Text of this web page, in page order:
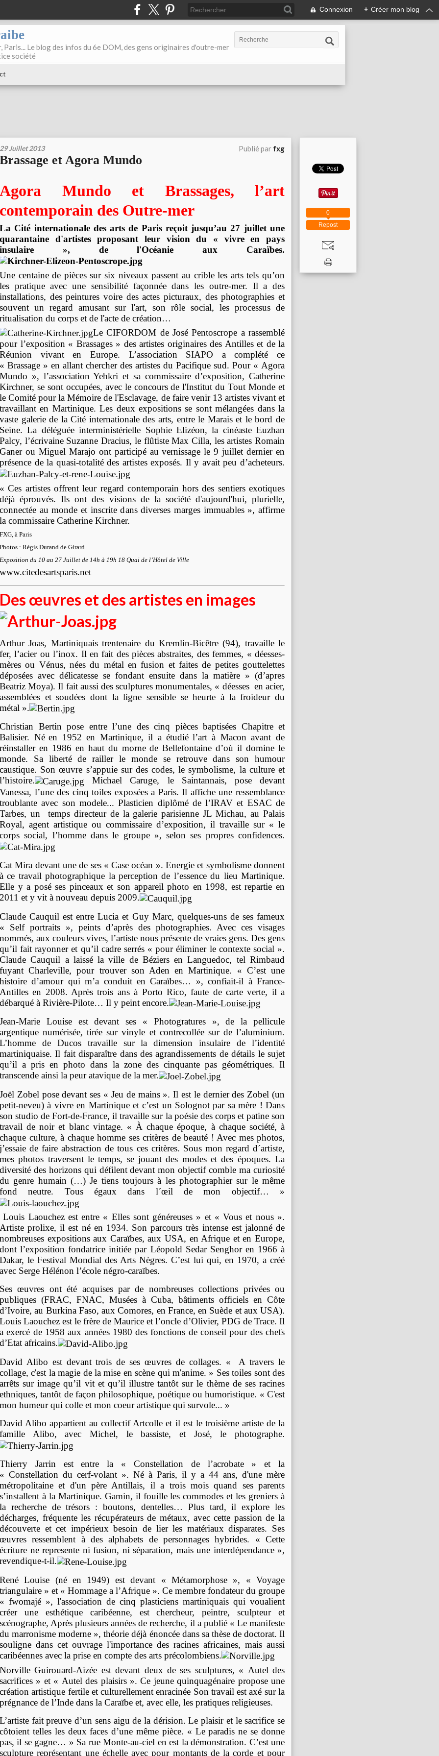
Connexion + Créer mon blog
Paris... Le blog des infos du 6e DOM, des gens originaires d'outre-mer
société
29 Juillet 2013 Publié par fxg
Brassage et Agora Mundo
Agora Mundo et Brassages, l’art
contemporain des Outre-mer
La Cité internationale des arts de Paris reçoit jusqu’au 27 juillet une
quarantaine d'artistes proposant leur vision du « vivre en pays
insulaire », de l'Océanie aux Caraïbes.
Une centaine de pièces sur six niveaux passent au crible les arts tels qu’on
les pratique avec une sensibilité façonnée dans les outre-mer. Il a des
installations, des peintures voire des actes picturaux, des photographies et
souvent un regard amusant sur l'art, son rôle social, les processus de
ritualisation du corps et de l'acte de création…
Le CIFORDOM de José Pentoscrope a rassemblé
pour l’exposition « Brassages » des artistes originaires des Antilles et de la
Réunion vivant en Europe. L’association SIAPO a complété ce
« Brassage » en allant chercher des artistes du Pacifique sud. Pour « Agora
Mundo », l’association Yehkri et sa commissaire d’exposition, Catherine
Kirchner, se sont occupées, avec le concours de l'Institut du Tout Monde et
le Comité pour la Mémoire de l'Esclavage, de faire venir 13 artistes vivant et
travaillant en Martinique. Les deux expositions se sont mélangées dans la
vaste galerie de la Cité internationale des arts, entre le Marais et le bord de
Seine. La déléguée interministérielle Sophie Elizéon, la cinéaste Euzhan
Palcy, l’écrivaine Suzanne Dracius, le flûtiste Max Cilla, les artistes Romain
Ganer ou Miguel Marajo ont participé au vernissage le 9 juillet dernier en
présence de la quasi-totalité des artistes exposés. Il y avait peu d’acheteurs.
« Ces artistes offrent leur regard contemporain hors des sentiers exotiques
déjà éprouvés. Ils ont des visions de la société d'aujourd'hui, plurielle,
connectée au monde et inscrite dans diverses marges immuables », affirme
la commissaire Catherine Kirchner.
FXG, à Paris
Photos : Régis Durand de Girard
Exposition du 10 au 27 Juillet de 14h à 19h 18 Quai de l’Hôtel de Ville
www.citedesartsparis.net
Des œuvres et des artistes en images
Arthur Joas, Martiniquais trentenaire du Kremlin-Bicêtre (94), travaille le
fer, l’acier ou l’inox. Il en fait des pièces abstraites, des femmes, « déesses-
mères ou Vénus, nées du métal en fusion et faites de petites gouttelettes
déposées avec délicatesse se fondant ensuite dans la matière » (d’apres
Beatriz Moya). Il fait aussi des sculptures monumentales, « déesses en acier,
assemblées et soudées dont la ligne sensible se heurte à la froideur du
métal ».
Christian Bertin pose entre l’une des cinq pièces baptisées Chapitre et
Balisier. Né en 1952 en Martinique, il a étudié l’art à Macon avant de
réinstaller en 1986 en haut du morne de Bellefontaine d’où il domine le
monde. Sa liberté de railler le monde se retrouve dans son humour
caustique. Son œuvre s’appuie sur des codes, le symbolisme, la culture et
l’histoire.
Michael Caruge, le Saintannais, pose devant
Vanessa, l’une des cinq toiles exposées a Paris. Il affiche une ressemblance
troublante avec son modele... Plasticien diplômé de l’IRAV et ESAC de
Tarbes, un temps directeur de la galerie parisienne JL Michau, au Palais
Royal, agent artistique ou commissaire d’exposition, il travaille sur « le
corps social, l’homme dans le groupe », selon ses propres confidences.
Cat Mira devant une de ses « Case océan ». Energie et symbolisme donnent
à ce travail photographique la perception de l’essence du lieu Martinique.
Elle y a posé ses pinceaux et son appareil photo en 1998, est repartie en
2011 et y vit à nouveau depuis 2009.
Claude Cauquil est entre Lucia et Guy Marc, quelques-uns de ses fameux
« Self portraits », peints d’après des photographies. Avec ces visages
nommés, aux couleurs vives, l’artiste nous présente de vraies gens. Des gens
qu’il fait rayonner et qu’il cadre serrés « pour éliminer le contexte social ».
Claude Cauquil a laissé la ville de Béziers en Languedoc, tel Rimbaud
fuyant Charleville, pour trouver son Aden en Martinique. « C’est une
histoire d’amour qui m’a conduit en Caraïbes… », confiait-il à France-
Antilles en 2008. Après trois ans à Porto Rico, faute de carte verte, il a
débarqué à Rivière-Pilote… Il y peint encore.
Jean-Marie Louise est devant ses « Photogratures », de la pellicule
argentique numérisée, tirée sur vinyle et contrecollée sur de l’aluminium.
L’homme de Ducos travaille sur la dimension insulaire de l’identité
martiniquaise. Il fait disparaître dans des agrandissements de détails le sujet
qu’il a pris en photo dans la zone des cinquante pas géométriques. Il
transcende ainsi la peur atavique de la mer.
Joël Zobel pose devant ses « Jeu de mains ». Il est le dernier des Zobel (un
petit-neveu) à vivre en Martinique et c’est un Solognot par sa mère ! Dans
son studio de Fort-de-France, il travaille sur la poésie des corps et patine son
travail de noir et blanc vintage. « À chaque époque, à chaque société, à
chaque culture, à chaque homme ses critères de beauté ! Avec mes photos,
j’essaie de faire abstraction de tous ces critères. Sous mon regard d´artiste,
mes photos traversent le temps, se jouant des modes et des époques. La
diversité des horizons qui défilent devant mon objectif comble ma curiosité
du genre humain (…) Je tiens toujours à les photographier sur le même
fond neutre. Tous égaux dans l´œil de mon objectif… »
Louis Laouchez est entre « Elles sont généreuses » et « Vous et nous ».
Artiste prolixe, il est né en 1934. Son parcours très intense est jalonné de
nombreuses expositions aux Caraïbes, aux USA, en Afrique et en Europe,
dont l’exposition fondatrice initiée par Léopold Sedar Senghor en 1966 à
Dakar, le Festival Mondial des Arts Nègres. C’est lui qui, en 1970, a créé
avec Serge Hélénon l’école négro‐caraïbes.
Ses œuvres ont été acquises par de nombreuses collections privées ou
publiques (FRAC, FNAC, Musées à Cuba, bâtiments officiels en Côte
d’Ivoire, au Burkina Faso, aux Comores, en France, en Suède et aux USA).
Louis Laouchez est le frère de Maurice et l’oncle d’Olivier, PDG de Trace. Il
a exercé de 1958 aux années 1980 des fonctions de conseil pour des chefs
d’Etat africains.
David Alibo est devant trois de ses œuvres de collages. « A travers le
collage, c'est la magie de la mise en scène qui m'anime. » Ses toiles sont des
arrêts sur image qu’il vit et qu’il illustre tantôt sur le thème de ses racines
ethniques, tantôt de façon philosophique, poétique ou humoristique. « C'est
mon humeur qui colle et mon coeur artistique qui survole... »
David Alibo appartient au collectif Artcolle et il est le troisième artiste de la
famille Alibo, avec Michel, le bassiste, et José, le photographe.
Thierry Jarrin est entre la « Constellation de l’acrobate » et la
« Constellation du cerf-volant ». Né à Paris, il y a 44 ans, d'une mère
métropolitaine et d'un père Antillais, il a trois mois quand ses parents
s’installent à la Martinique. Gamin, il fouille les commodes et les greniers à
la recherche de trésors : boutons, dentelles… Plus tard, il explore les
décharges, fréquente les récupérateurs de métaux, avec cette passion de la
découverte et cet impérieux besoin de lier les matériaux disparates. Ses
œuvres ressemblent à des alphabets de personnages hybrides. « Cette
écriture ne represente ni fusion, ni séparation, mais une interdépendance »,
revendique-t-il.
René Louise (né en 1949) est devant « Métamorphose », « Voyage
triangulaire » et « Hommage a l’Afrique ». Ce membre fondateur du groupe
« fwomajé », l'association de cinq plasticiens martiniquais qui voualient
créer une esthétique caribéenne, est chercheur, peintre, sculpteur et
scénographe, Après plusieurs années de recherche, il a publié « Le manifeste
du marronisme moderne », théorie déjà énoncée dans sa thèse de doctorat. Il
souligne dans cet ouvrage l'importance des racines africaines, mais aussi
caribéennes avec la prise en compte des arts précolombiens.
Norville Guirouard-Aizée est devant deux de ses sculptures, « Autel des
sacrifices » et « Autel des plaisirs ». Ce jeune quinquagénaire propose une
création artistique fertile et culturellement enracinée Son travail est axé sur la
prégnance de l’Inde dans la Caraïbe et, avec elle, les pratiques religieuses.
L’artiste fait preuve d’un sens aigu de la dérision. Le plaisir et le sacrifice se
côtoient telles les deux faces d’une même pièce. « Le paradis ne se donne
pas, il se gagne… » Sa rue Monte-au-ciel en est la démonstration. C’est une
sculpture représentant une échelle avec pour montants de la corde et pour
Repost
0